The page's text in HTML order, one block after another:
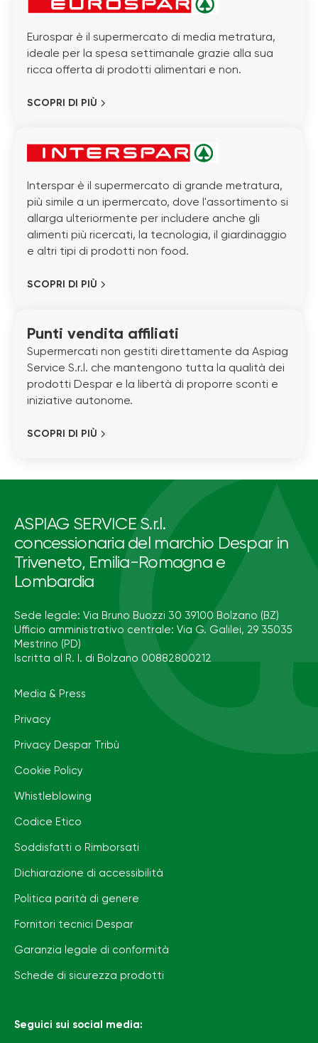
Eurospar è il supermercato di media metratura,
ideale per la spesa settimanale grazie alla sua
ricca offerta di prodotti alimentari e non.
SCOPRI DI PIÙ
Interspar è il supermercato di grande metratura,
più simile a un ipermercato, dove l'assortimento si
allarga ulteriormente per includere anche gli
alimenti più ricercati, la tecnologia, il giardinaggio
e altri tipi di prodotti non food.
SCOPRI DI PIÙ
Punti vendita affiliati
Supermercati non gestiti direttamente da Aspiag
Service S.r.l. che mantengono tutta la qualità dei
prodotti Despar e la libertà di proporre sconti e
iniziative autonome.
SCOPRI DI PIÙ
ASPIAG SERVICE S.r.l.
concessionaria del marchio Despar in
Triveneto, Emilia-Romagna e
Lombardia
Sede legale: Via Bruno Buozzi 30 39100 Bolzano (BZ)
Ufficio amministrativo centrale: Via G. Galilei, 29 35035
Mestrino (PD)
Iscritta al R. I. di Bolzano 00882800212
Media & Press
Privacy
Privacy Despar Tribù
Cookie Policy
Whistleblowing
Codice Etico
Soddisfatti o Rimborsati
Dichiarazione di accessibilità
Politica parità di genere
Fornitori tecnici Despar
Garanzia legale di conformità
Schede di sicurezza prodotti
Seguici sui social media: